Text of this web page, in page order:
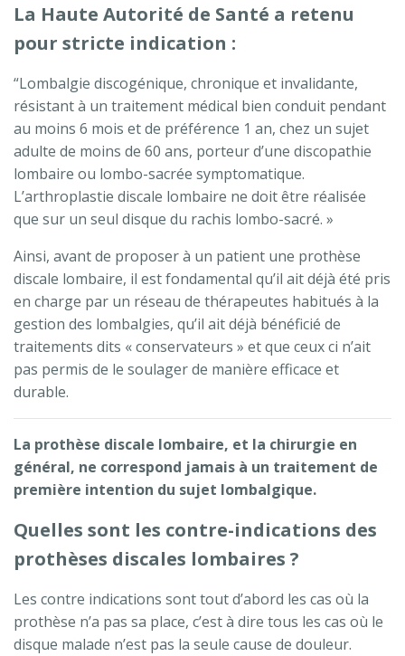
La Haute Autorité de Santé a retenu
pour stricte indication :
“Lombalgie discogénique, chronique et invalidante,
résistant à un traitement médical bien conduit pendant
au moins 6 mois et de préférence 1 an, chez un sujet
adulte de moins de 60 ans, porteur d’une discopathie
lombaire ou lombo-sacrée symptomatique.
L’arthroplastie discale lombaire ne doit être réalisée
que sur un seul disque du rachis lombo-sacré. »
Ainsi, avant de proposer à un patient une prothèse
discale lombaire, il est fondamental qu’il ait déjà été pris
en charge par un réseau de thérapeutes habitués à la
gestion des lombalgies, qu’il ait déjà bénéficié de
traitements dits « conservateurs » et que ceux ci n’ait
pas permis de le soulager de manière efficace et
durable.
La prothèse discale lombaire, et la chirurgie en
général, ne correspond jamais à un traitement de
première intention du sujet lombalgique.
Quelles sont les contre-indications des
prothèses discales lombaires ?
Les contre indications sont tout d’abord les cas où la
prothèse n’a pas sa place, c’est à dire tous les cas où le
disque malade n’est pas la seule cause de douleur.